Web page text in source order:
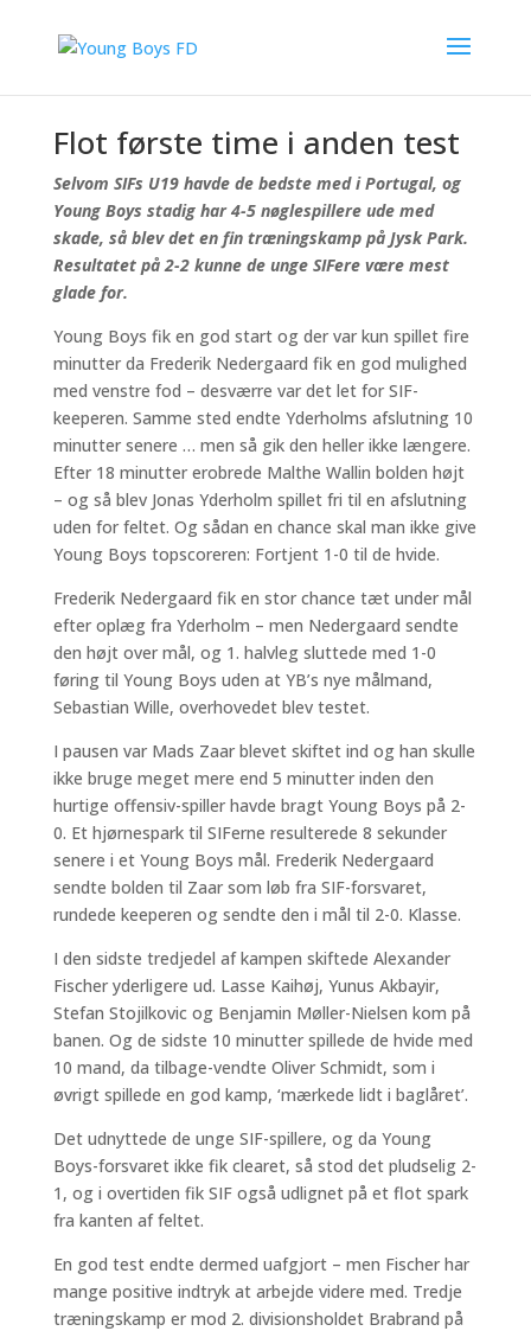
Jonas Yderholm bankede bolden i mål til 1-0 i dagens
Flot første time i anden test
Selvom SIFs U19 havde de bedste med i Portugal, og
Young Boys stadig har 4-5 nøglespillere ude med
skade, så blev det en fin træningskamp på Jysk Park.
Resultatet på 2-2 kunne de unge SIFere være mest
glade for.
Young Boys fik en god start og der var kun spillet fire
minutter da Frederik Nedergaard fik en god mulighed
med venstre fod – desværre var det let for SIF-
keeperen. Samme sted endte Yderholms afslutning 10
minutter senere … men så gik den heller ikke længere.
Efter 18 minutter erobrede Malthe Wallin bolden højt
– og så blev Jonas Yderholm spillet fri til en afslutning
uden for feltet. Og sådan en chance skal man ikke give
Young Boys topscoreren: Fortjent 1-0 til de hvide.
Frederik Nedergaard fik en stor chance tæt under mål
efter oplæg fra Yderholm – men Nedergaard sendte
den højt over mål, og 1. halvleg sluttede med 1-0
føring til Young Boys uden at YB’s nye målmand,
Sebastian Wille, overhovedet blev testet.
I pausen var Mads Zaar blevet skiftet ind og han skulle
ikke bruge meget mere end 5 minutter inden den
hurtige offensiv-spiller havde bragt Young Boys på 2-
0. Et hjørnespark til SIFerne resulterede 8 sekunder
senere i et Young Boys mål. Frederik Nedergaard
sendte bolden til Zaar som løb fra SIF-forsvaret,
rundede keeperen og sendte den i mål til 2-0. Klasse.
I den sidste tredjedel af kampen skiftede Alexander
Fischer yderligere ud. Lasse Kaihøj, Yunus Akbayir,
Stefan Stojilkovic og Benjamin Møller-Nielsen kom på
banen. Og de sidste 10 minutter spillede de hvide med
10 mand, da tilbage-vendte Oliver Schmidt, som i
øvrigt spillede en god kamp, ‘mærkede lidt i baglåret’.
Det udnyttede de unge SIF-spillere, og da Young
Boys-forsvaret ikke fik clearet, så stod det pludselig 2-
1, og i overtiden fik SIF også udlignet på et flot spark
fra kanten af feltet.
En god test endte dermed uafgjort – men Fischer har
mange positive indtryk at arbejde videre med. Tredje
træningskamp er mod 2. divisionsholdet Brabrand på